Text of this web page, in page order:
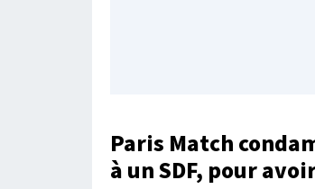
Paris Match
à un SDF, pour